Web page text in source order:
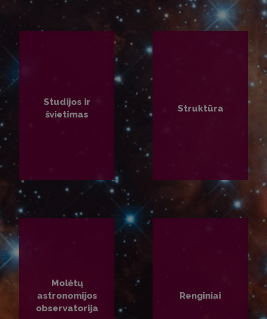
Studijos ir
švietimas
Struktūra
Molėtų
astronomijos
observatorija
Renginiai